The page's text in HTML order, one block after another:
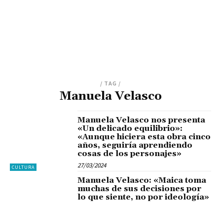
/ TAG /
Manuela Velasco
CULTURA
Manuela Velasco nos presenta
«Un delicado equilibrio»:
«Aunque hiciera esta obra cinco
años, seguiría aprendiendo
cosas de los personajes»
27/03/2024
Manuela Velasco: «Maica toma
muchas de sus decisiones por
lo que siente, no por ideología»